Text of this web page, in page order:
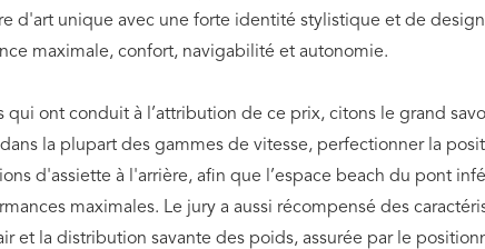
d'art unique avec une forte identité stylistique et de
maximale, confort, navigabilité et autonomie.
qui ont conduit à l’attribution de ce prix, citons le grand
dans la plupart des gammes de vitesse, perfectionner la
d'assiette à l'arrière, afin que l’espace beach du pont
maximales. Le jury a aussi récompensé des
et la distribution savante des poids, assurée par le